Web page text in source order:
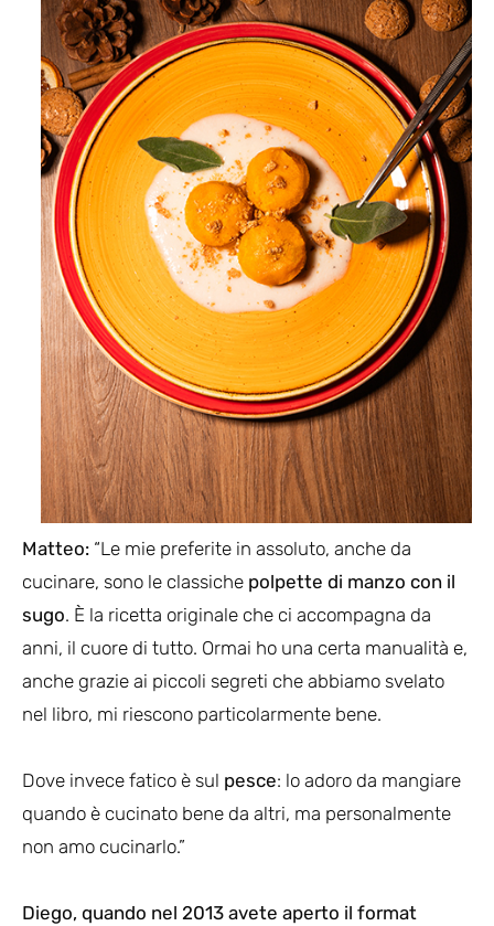
Matteo: “Le mie preferite in assoluto, anche da
cucinare, sono le classiche polpette di manzo con il
sugo. È la ricetta originale che ci accompagna da
anni, il cuore di tutto. Ormai ho una certa manualità e,
anche grazie ai piccoli segreti che abbiamo svelato
nel libro, mi riescono particolarmente bene.
Dove invece fatico è sul pesce: lo adoro da mangiare
quando è cucinato bene da altri, ma personalmente
non amo cucinarlo.”
Diego, quando nel 2013 avete aperto il format